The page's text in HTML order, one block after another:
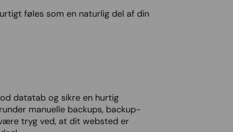
føles som en naturlig del af din
datatab og sikre en hurtig
manuelle backups, backup-
tryg ved, at dit websted er